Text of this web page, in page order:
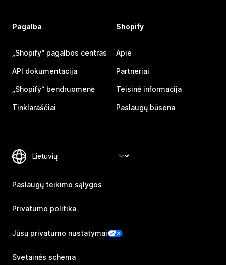
Pagalba
„Shopify“ pagalbos centras
API dokumentacija
„Shopify“ bendruomenė
Tinklaraščiai
Shopify
Apie
Partneriai
Teisinė informacija
Paslaugų būsena
Paslaugų teikimo sąlygos
Privatumo politika
Jūsų privatumo nustatymai
Svetainės schema